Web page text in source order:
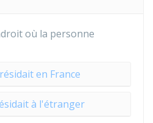
où la personne
en France
à l'étranger